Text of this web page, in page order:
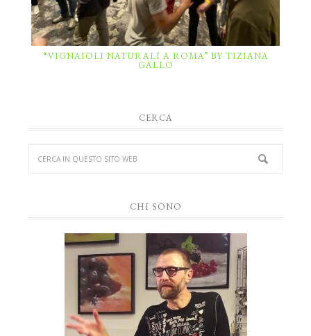
“VIGNAIOLI NATURALI A ROMA” BY TIZIANA
GALLO
CERCA
CHI SONO